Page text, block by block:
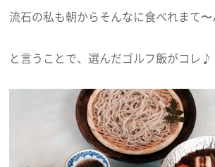
流石の私も朝からそんなに食べれまて〜
と言うことで、選んだゴルフ飯がコレ♪